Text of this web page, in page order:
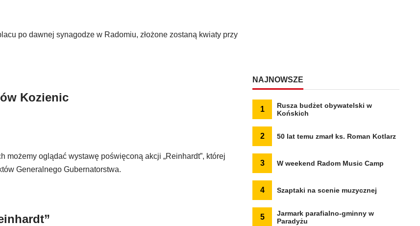
po dawnej synagodze w Radomiu, złożone zostaną kwiaty przy
Kozienic
oglądać wystawę poświęconą akcji „Reinhardt”, której
Generalnego Gubernatorstwa.
NAJNOWSZE
1
Rusza budżet obywatelski w
Końskich
2 50 lat temu zmarł ks. Roman Kotlarz
3 W weekend Radom Music Camp
4 Szaptaki na scenie muzycznej
5
Jarmark parafialno-gminny w
Paradyżu